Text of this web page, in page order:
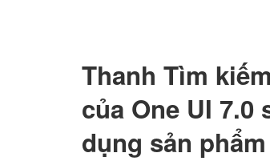
Thanh Tìm
của One UI
dụng sản